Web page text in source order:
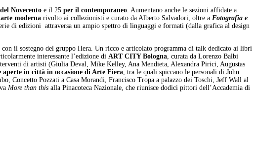
Novecento e il 25 per il contemporaneo . Aumentano anche le sezioni affidate a
moderna rivolto ai collezionisti e curato da Alberto Salvadori, oltre a Fotografia e
di edizioni attraversa un ampio spettro di linguaggi e formati (dalla grafica al design
con il sostegno del gruppo Hera. Un ricco e articolato programma di talk dedicato ai libri
interessante l’edizione di ART CITY Bologna , curata da Lorenzo Balbi
di artisti (Giulia Deval, Mike Kelley, Ana Mendieta, Alexandra Pirici, Augustas
in città in occasione di Arte Fiera , tra le quali spiccano le personali di John
Pozzati a Casa Morandi, Francisco Tropa a palazzo dei Toschi, Jeff Wall al
More than this alla Pinacoteca Nazionale, che riunisce dodici pittori dell’Accademia di